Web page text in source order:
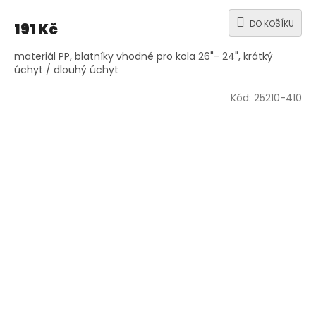
191 Kč DO KOŠÍKU
materiál PP, blatníky vhodné pro kola 26"- 24", krátký
úchyt / dlouhý úchyt
Kód: 25210-410